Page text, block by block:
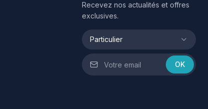
Recevez nos actualités et offres
exclusives.
Particulier
OK